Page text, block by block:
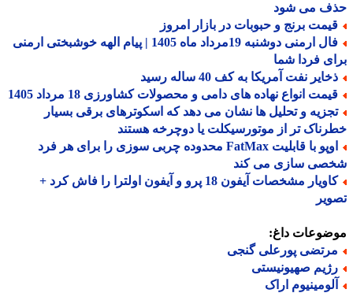
می شود
برنج و حبوبات در بازار امروز
فال ارمنی دوشنبه 19مرداد ماه 1405 | پیام الهه خوشبختی ارمنی
فردا شما
نفت آمریکا به کف 40 ساله رسید
انواع نهاده های دامی و محصولات کشاورزی 18 مرداد 1405
و تحلیل ها نشان می دهد که اسکوترهای برقی بسیار
تر از موتورسیکلت یا دوچرخه هستند
اوپو با قابلیت FatMax محدوده چربی سوزی را برای هر فرد
سازی می کند
کاویار مشخصات آیفون 18 پرو و آیفون اولترا را فاش کرد +
داغ:
پورعلی گنجی
صهیونیستی
اراک